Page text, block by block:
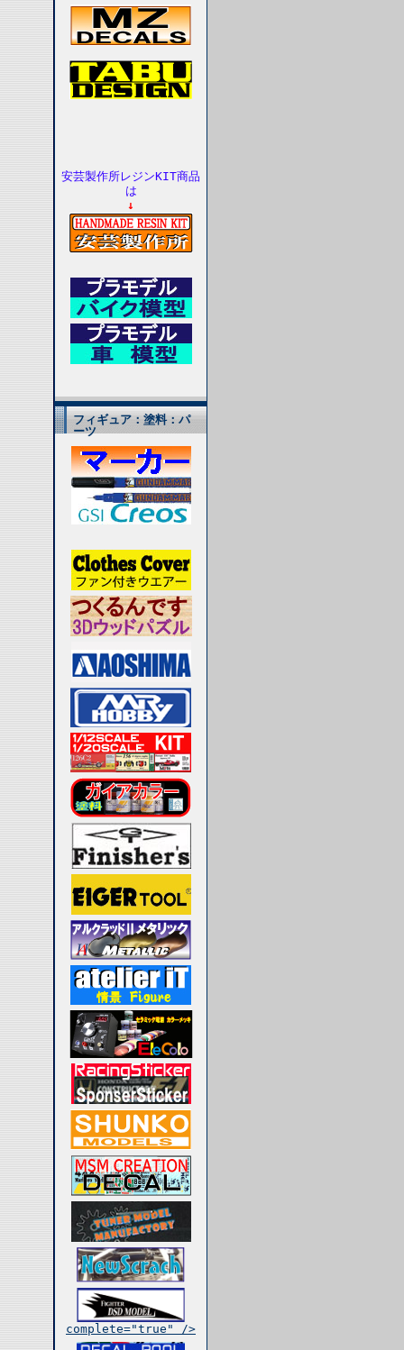
安芸製作所レジンKIT商品
は
↓
フィギュア：塗料：パ
ーツ
complete="true" />